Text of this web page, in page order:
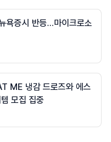
욕증시 반등…마이크로소
ME 냉감 드로즈와 에스
모집 집중